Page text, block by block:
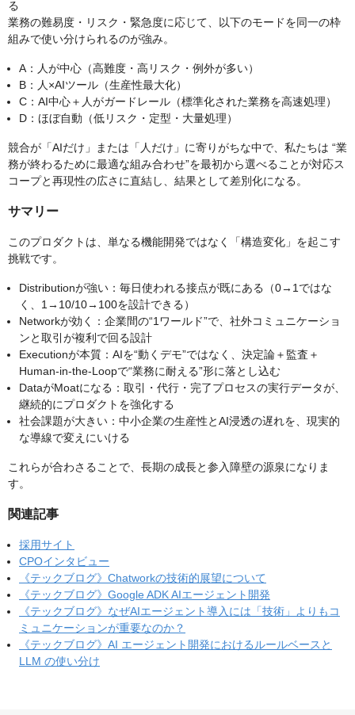
る
業務の難易度・リスク・緊急度に応じて、以下のモードを同一の枠
組みで使い分けられるのが強み。
A：人が中心（高難度・高リスク・例外が多い）
B：人×AIツール（生産性最大化）
C：AI中心＋人がガードレール（標準化された業務を高速処理）
D：ほぼ自動（低リスク・定型・大量処理）
競合が「AIだけ」または「人だけ」に寄りがちな中で、私たちは “業
務が終わるために最適な組み合わせ”を最初から選べることが対応ス
コープと再現性の広さに直結し、結果として差別化になる。
サマリー
このプロダクトは、単なる機能開発ではなく「構造変化」を起こす
挑戦です。
Distributionが強い：毎日使われる接点が既にある（0→1ではな
く、1→10/10→100を設計できる）
Networkが効く：企業間の“1ワールド”で、社外コミュニケーショ
ンと取引が複利で回る設計
Executionが本質：AIを“動くデモ”ではなく、決定論＋監査＋
Human-in-the-Loopで“業務に耐える”形に落とし込む
DataがMoatになる：取引・代行・完了プロセスの実行データが、
継続的にプロダクトを強化する
社会課題が大きい：中小企業の生産性とAI浸透の遅れを、現実的
な導線で変えにいける
これらが合わさることで、長期の成長と参入障壁の源泉になりま
す。
関連記事
採用サイト
CPOインタビュー
《テックブログ》Chatworkの技術的展望について
《テックブログ》Google ADK AIエージェント開発
《テックブログ》なぜAIエージェント導入には「技術」よりもコ
ミュニケーションが重要なのか？
《テックブログ》AI エージェント開発におけるルールベースと
LLM の使い分け